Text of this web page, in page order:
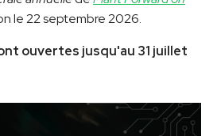
le 22 septembre 2026.
ouvertes jusqu'au 31 juillet